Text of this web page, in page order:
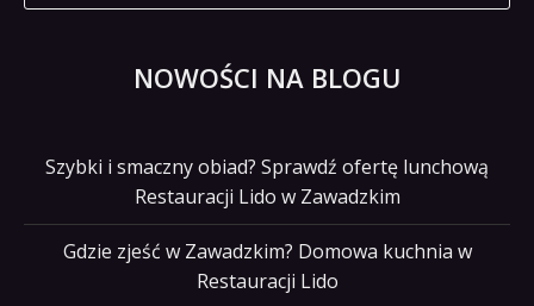
NOWOŚCI NA BLOGU
Szybki i smaczny obiad? Sprawdź ofertę lunchową
Restauracji Lido w Zawadzkim
Gdzie zjeść w Zawadzkim? Domowa kuchnia w
Restauracji Lido